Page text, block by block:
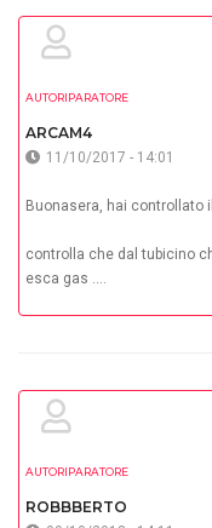
AUTORIPARATORE
ARCAM4
11/10/2017 - 14:01
Buonasera, hai controllato
controlla che dal tubicino
esca gas ....
AUTORIPARATORE
ROBBBERTO